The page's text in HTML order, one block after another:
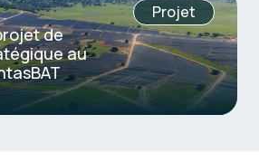
Projet
de
au